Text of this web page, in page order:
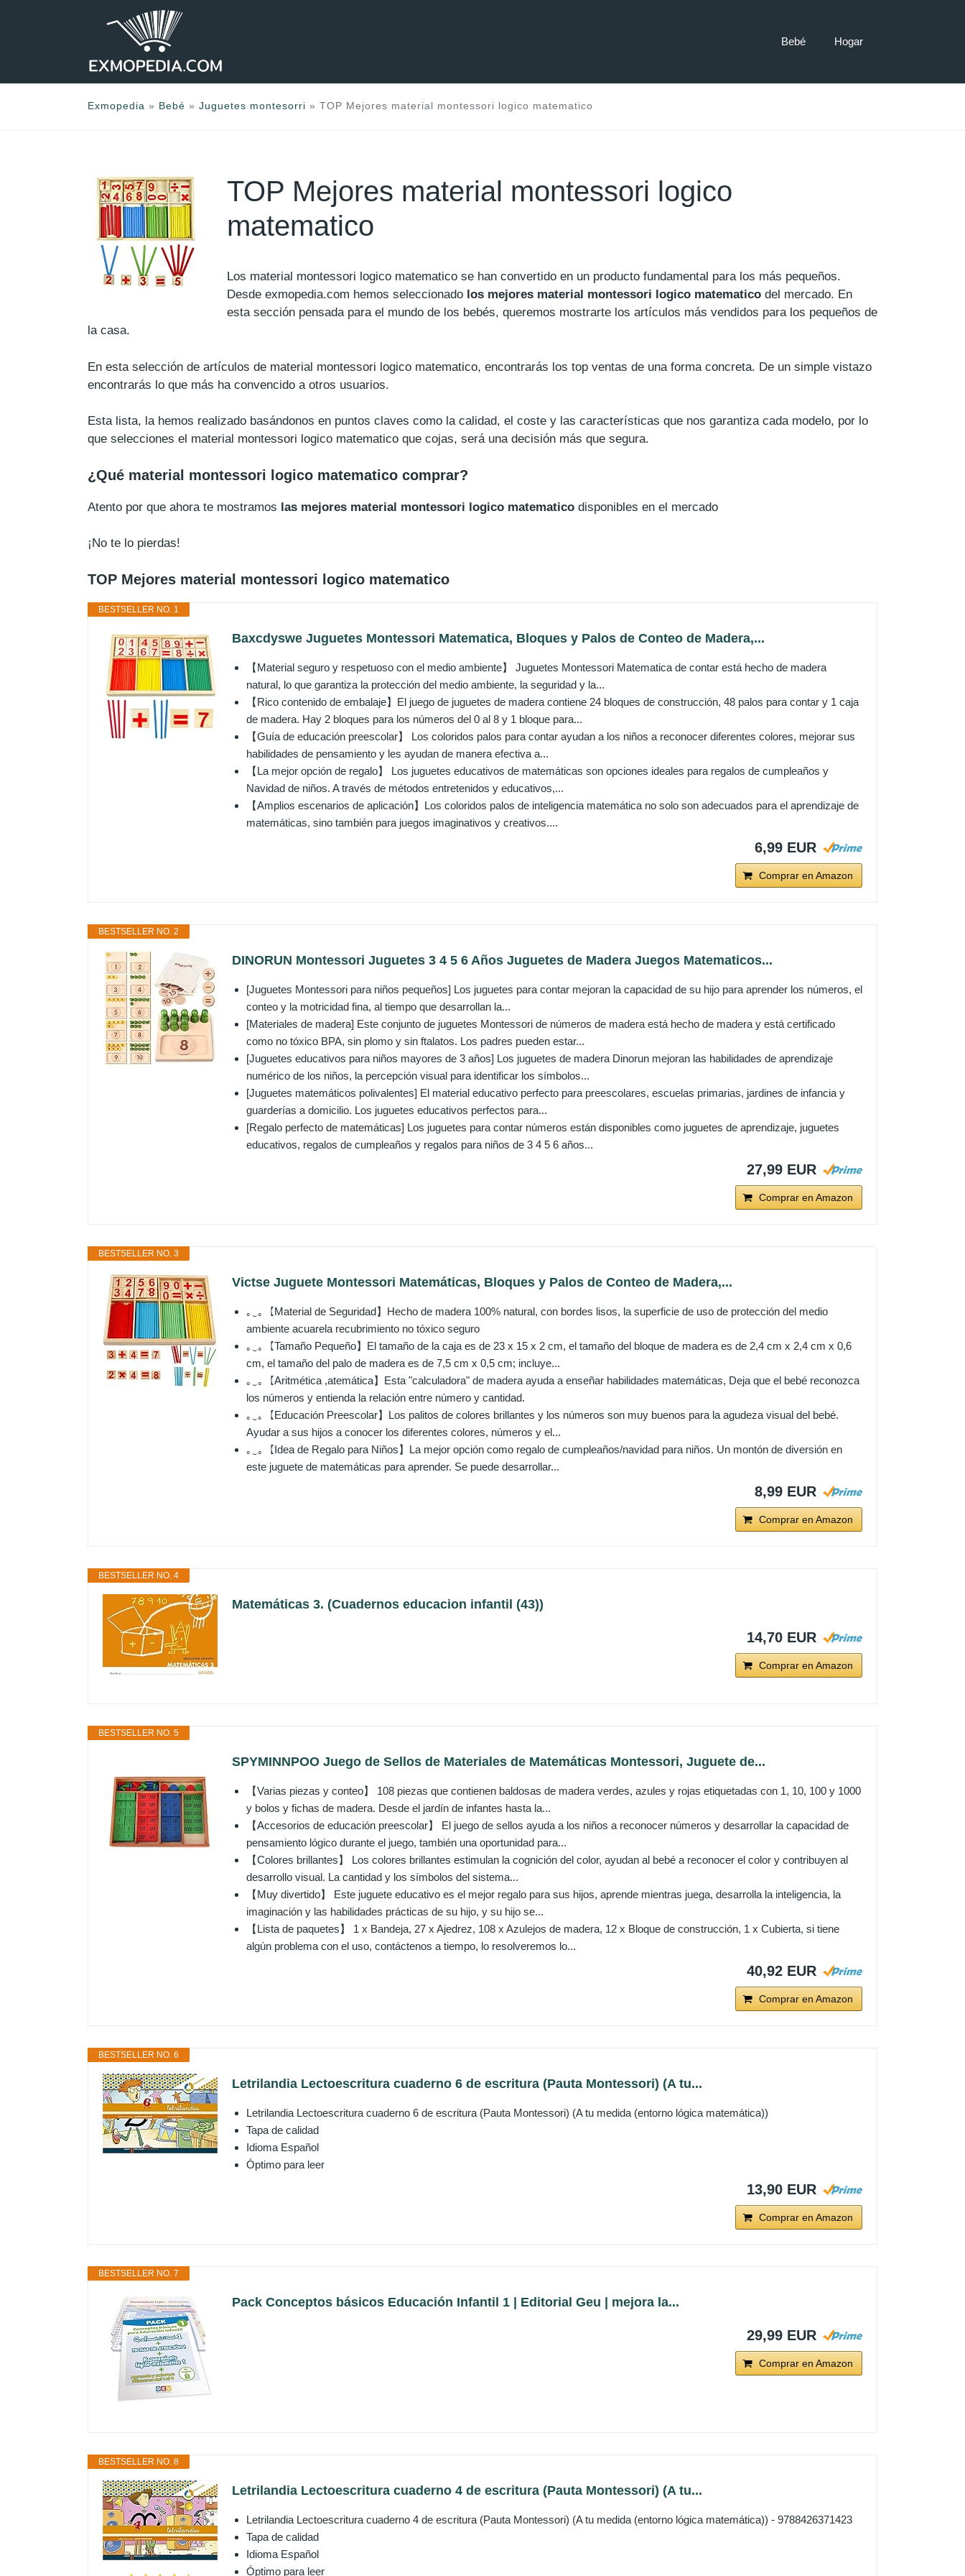
Bebé Hogar
Exmopedia » Bebé » Juguetes montesorri » TOP Mejores material montessori logico matematico
TOP Mejores material montessori logico
matematico
Los material montessori logico matematico se han convertido en un producto fundamental para los más pequeños.
Desde exmopedia.com hemos seleccionado los mejores material montessori logico matematico del mercado. En
esta sección pensada para el mundo de los bebés, queremos mostrarte los artículos más vendidos para los pequeños de
la casa.
En esta selección de artículos de material montessori logico matematico, encontrarás los top ventas de una forma concreta. De un simple vistazo
encontrarás lo que más ha convencido a otros usuarios.
Esta lista, la hemos realizado basándonos en puntos claves como la calidad, el coste y las características que nos garantiza cada modelo, por lo
que selecciones el material montessori logico matematico que cojas, será una decisión más que segura.
¿Qué material montessori logico matematico comprar?
Atento por que ahora te mostramos las mejores material montessori logico matematico disponibles en el mercado
¡No te lo pierdas!
TOP Mejores material montessori logico matematico
BESTSELLER NO. 1
Baxcdyswe Juguetes Montessori Matematica, Bloques y Palos de Conteo de Madera,...
【Material seguro y respetuoso con el medio ambiente】 Juguetes Montessori Matematica de contar está hecho de madera
natural, lo que garantiza la protección del medio ambiente, la seguridad y la...
【Rico contenido de embalaje】El juego de juguetes de madera contiene 24 bloques de construcción, 48 palos para contar y 1 caja
de madera. Hay 2 bloques para los números del 0 al 8 y 1 bloque para...
【Guía de educación preescolar】 Los coloridos palos para contar ayudan a los niños a reconocer diferentes colores, mejorar sus
habilidades de pensamiento y les ayudan de manera efectiva a...
【La mejor opción de regalo】 Los juguetes educativos de matemáticas son opciones ideales para regalos de cumpleaños y
Navidad de niños. A través de métodos entretenidos y educativos,...
【Amplios escenarios de aplicación】Los coloridos palos de inteligencia matemática no solo son adecuados para el aprendizaje de
matemáticas, sino también para juegos imaginativos y creativos....
6,99 EUR
Comprar en Amazon
BESTSELLER NO. 2
DINORUN Montessori Juguetes 3 4 5 6 Años Juguetes de Madera Juegos Matematicos...
[Juguetes Montessori para niños pequeños] Los juguetes para contar mejoran la capacidad de su hijo para aprender los números, el
conteo y la motricidad fina, al tiempo que desarrollan la...
[Materiales de madera] Este conjunto de juguetes Montessori de números de madera está hecho de madera y está certificado
como no tóxico BPA, sin plomo y sin ftalatos. Los padres pueden estar...
[Juguetes educativos para niños mayores de 3 años] Los juguetes de madera Dinorun mejoran las habilidades de aprendizaje
numérico de los niños, la percepción visual para identificar los símbolos...
[Juguetes matemáticos polivalentes] El material educativo perfecto para preescolares, escuelas primarias, jardines de infancia y
guarderías a domicilio. Los juguetes educativos perfectos para...
[Regalo perfecto de matemáticas] Los juguetes para contar números están disponibles como juguetes de aprendizaje, juguetes
educativos, regalos de cumpleaños y regalos para niños de 3 4 5 6 años...
27,99 EUR
Comprar en Amazon
BESTSELLER NO. 3
Victse Juguete Montessori Matemáticas, Bloques y Palos de Conteo de Madera,...
｡‿｡【Material de Seguridad】Hecho de madera 100% natural, con bordes lisos, la superficie de uso de protección del medio
ambiente acuarela recubrimiento no tóxico seguro
｡‿｡【Tamaño Pequeño】El tamaño de la caja es de 23 x 15 x 2 cm, el tamaño del bloque de madera es de 2,4 cm x 2,4 cm x 0,6
cm, el tamaño del palo de madera es de 7,5 cm x 0,5 cm; incluye...
｡‿｡【Aritmética ,atemática】Esta "calculadora" de madera ayuda a enseñar habilidades matemáticas, Deja que el bebé reconozca
los números y entienda la relación entre número y cantidad.
｡‿｡【Educación Preescolar】Los palitos de colores brillantes y los números son muy buenos para la agudeza visual del bebé.
Ayudar a sus hijos a conocer los diferentes colores, números y el...
｡‿｡【Idea de Regalo para Niños】La mejor opción como regalo de cumpleaños/navidad para niños. Un montón de diversión en
este juguete de matemáticas para aprender. Se puede desarrollar...
8,99 EUR
Comprar en Amazon
BESTSELLER NO. 4
Matemáticas 3. (Cuadernos educacion infantil (43))
14,70 EUR
Comprar en Amazon
BESTSELLER NO. 5
SPYMINNPOO Juego de Sellos de Materiales de Matemáticas Montessori, Juguete de...
【Varias piezas y conteo】 108 piezas que contienen baldosas de madera verdes, azules y rojas etiquetadas con 1, 10, 100 y 1000
y bolos y fichas de madera. Desde el jardín de infantes hasta la...
【Accesorios de educación preescolar】 El juego de sellos ayuda a los niños a reconocer números y desarrollar la capacidad de
pensamiento lógico durante el juego, también una oportunidad para...
【Colores brillantes】 Los colores brillantes estimulan la cognición del color, ayudan al bebé a reconocer el color y contribuyen al
desarrollo visual. La cantidad y los símbolos del sistema...
【Muy divertido】 Este juguete educativo es el mejor regalo para sus hijos, aprende mientras juega, desarrolla la inteligencia, la
imaginación y las habilidades prácticas de su hijo, y su hijo se...
【Lista de paquetes】 1 x Bandeja, 27 x Ajedrez, 108 x Azulejos de madera, 12 x Bloque de construcción, 1 x Cubierta, si tiene
algún problema con el uso, contáctenos a tiempo, lo resolveremos lo...
40,92 EUR
Comprar en Amazon
BESTSELLER NO. 6
Letrilandia Lectoescritura cuaderno 6 de escritura (Pauta Montessori) (A tu...
Letrilandia Lectoescritura cuaderno 6 de escritura (Pauta Montessori) (A tu medida (entorno lógica matemática))
Tapa de calidad
Idioma Español
Óptimo para leer
13,90 EUR
Comprar en Amazon
BESTSELLER NO. 7
Pack Conceptos básicos Educación Infantil 1 | Editorial Geu | mejora la...
29,99 EUR
Comprar en Amazon
BESTSELLER NO. 8
Letrilandia Lectoescritura cuaderno 4 de escritura (Pauta Montessori) (A tu...
Letrilandia Lectoescritura cuaderno 4 de escritura (Pauta Montessori) (A tu medida (entorno lógica matemática)) - 9788426371423
Tapa de calidad
Idioma Español
Óptimo para leer